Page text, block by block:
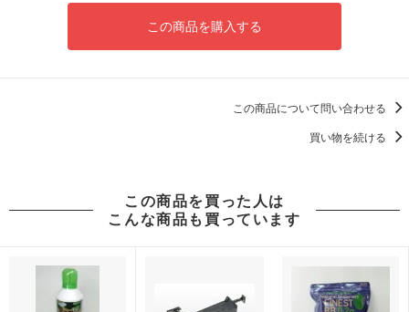
この商品を購入する
この商品について問い合わせる
買い物を続ける
この商品を買った人は
こんな商品も買っています